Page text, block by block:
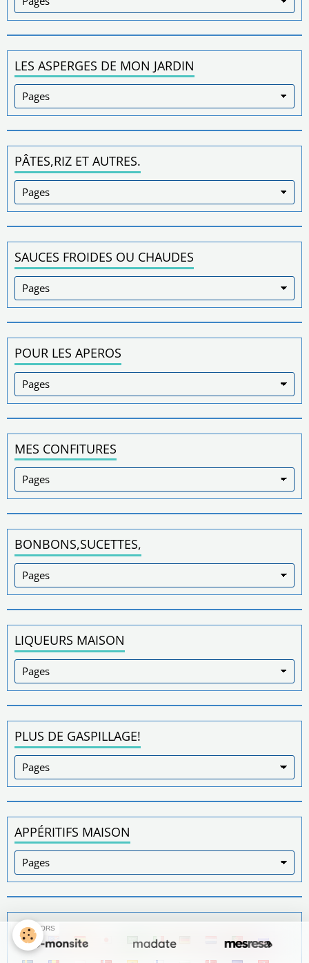
LES ASPERGES DE MON JARDIN
PÂTES,RIZ ET AUTRES.
SAUCES FROIDES OU CHAUDES
POUR LES APEROS
MES CONFITURES
BONBONS,SUCETTES,
LIQUEURS MAISON
PLUS DE GASPILLAGE!
APPÉRITIFS MAISON
SPONSORS